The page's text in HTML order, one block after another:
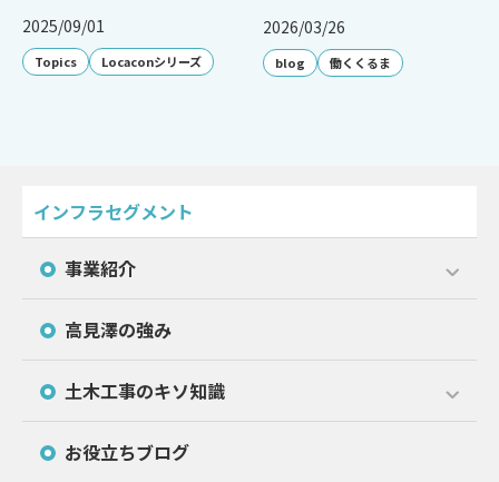
2025/09/01
Topics Locaconシリーズ
2026/03/26
blog 働くくるま
インフラセグメント
事業紹介
高見澤の強み
土木工事のキソ知識
お役立ちブログ